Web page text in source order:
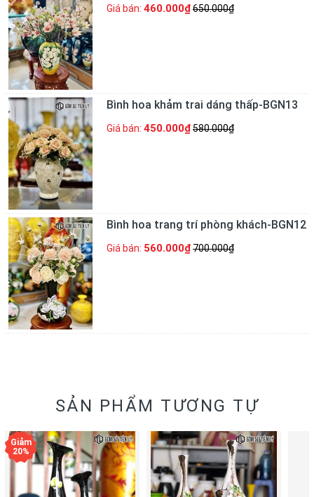
Giá bán: 460.000₫650.000₫
Bình hoa khảm trai dáng thấp-BGN13
Giá bán: 450.000₫580.000₫
Bình hoa trang trí phòng khách-BGN12
Giá bán: 560.000₫700.000₫
SẢN PHẨM TƯƠNG TỰ